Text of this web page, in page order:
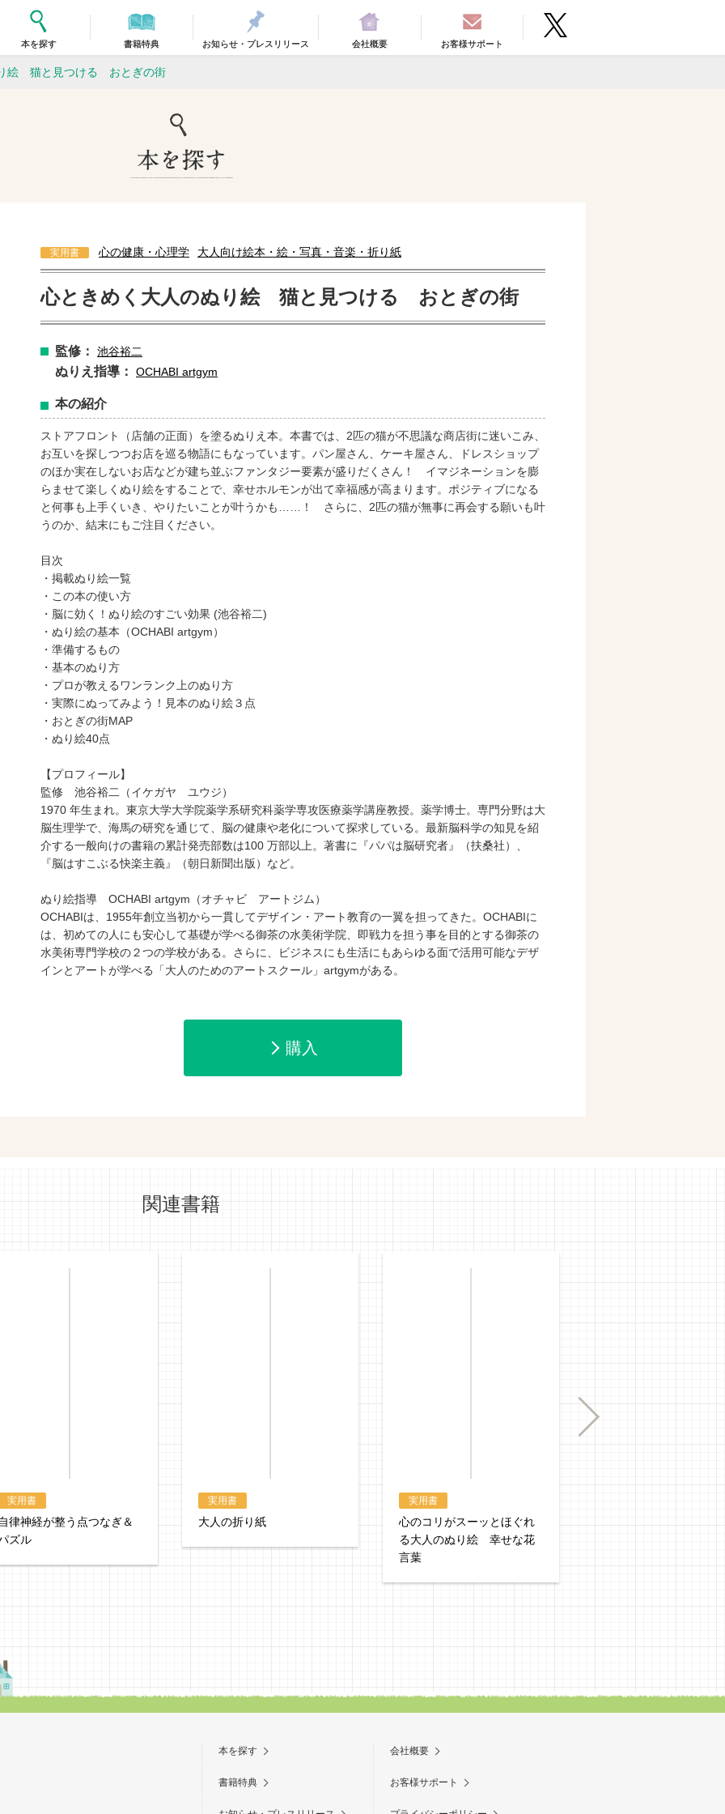
本を探す 書籍特典 お知らせ・プレスリリース 会社概要 お客様サポート
絵 猫と見つける おとぎの街
実用書 心の健康・心理学 大人向け絵本・絵・写真・音楽・折り紙
心ときめく大人のぬり絵 猫と見つける おとぎの街
監修： 池谷裕二
ぬりえ指導： OCHABI artgym
本の紹介
ストアフロント（店舗の正面）を塗るぬりえ本。本書では、2匹の猫が不思議な商店街に迷いこみ、
お互いを探しつつお店を巡る物語にもなっています。パン屋さん、ケーキ屋さん、ドレスショップ
のほか実在しないお店などが建ち並ぶファンタジー要素が盛りだくさん！ イマジネーションを膨
らませて楽しくぬり絵をすることで、幸せホルモンが出て幸福感が高まります。ポジティブになる
と何事も上手くいき、やりたいことが叶うかも……！ さらに、2匹の猫が無事に再会する願いも叶
うのか、結末にもご注目ください。
目次
・掲載ぬり絵一覧
・この本の使い方
・脳に効く！ぬり絵のすごい効果 (池谷裕二)
・ぬり絵の基本（OCHABI artgym）
・準備するもの
・基本のぬり方
・プロが教えるワンランク上のぬり方
・実際にぬってみよう！見本のぬり絵３点
・おとぎの街MAP
・ぬり絵40点
【プロフィール】
監修 池谷裕二（イケガヤ ユウジ）
1970 年生まれ。東京大学大学院薬学系研究科薬学専攻医療薬学講座教授。薬学博士。専門分野は大
脳生理学で、海馬の研究を通じて、脳の健康や老化について探求している。最新脳科学の知見を紹
介する一般向けの書籍の累計発売部数は100 万部以上。著書に『パパは脳研究者』（扶桑社）、
『脳はすこぶる快楽主義』（朝日新聞出版）など。
ぬり絵指導 OCHABI artgym（オチャビ アートジム）
OCHABIは、1955年創立当初から一貫してデザイン・アート教育の一翼を担ってきた。OCHABIに
は、初めての人にも安心して基礎が学べる御茶の水美術学院、即戦力を担う事を目的とする御茶の
水美術専門学校の２つの学校がある。さらに、ビジネスにも生活にもあらゆる面で活用可能なデザ
インとアートが学べる「大人のためのアートスクール」artgymがある。
購入
関連書籍
実用書
律神経が整う点つなぎ＆
ズル
実用書
大人の折り紙
実用書
心のコリがスーッとほぐれ
る大人のぬり絵 幸せな花
言葉
Next
本を探す
書籍特典
会社概要
お客様サポート